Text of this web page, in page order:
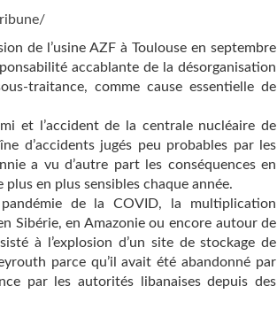
de l’usine AZF à Toulouse en septembre
accablante de la désorganisation
traitance, comme cause essentielle de
et l’accident de la centrale nucléaire de
d’accidents jugés peu probables par les
a vu d’autre part les conséquences en
en plus sensibles chaque année.
de la COVID, la multiplication
Sibérie, en Amazonie ou encore autour de
à l’explosion d’un site de stockage de
parce qu’il avait été abandonné par
par les autorités libanaises depuis des